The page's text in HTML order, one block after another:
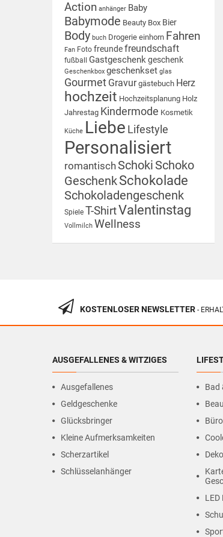
Action anhänger Baby
Babymode Beauty Box Bier
Body buch Drogerie einhorn Fahren
Fan Foto freundefreundschaft
fußball Gastgeschenkgeschenk
Geschenkbox geschenkset glas
Gourmet Gravur gästebuch Herz
hochzeit Hochzeitsplanung Holz
Jahrestag Kindermode Kosmetik
Küche Liebe Lifestyle
Personalisiert
romantisch Schoki Schoko
GeschenkSchokolade
Schokoladengeschenk
Spiele T-ShirtValentinstag
Vollmilch Wellness
KOSTENLOSER NEWSLETTER -
AUSGEFALLENES & WITZIGES
Ausgefallenes
Geldgeschenke
Glücksbringer
Kleine Aufmerksamkeiten
Scherzartikel
Schlüsselanhänger
Bad
Büro
LED